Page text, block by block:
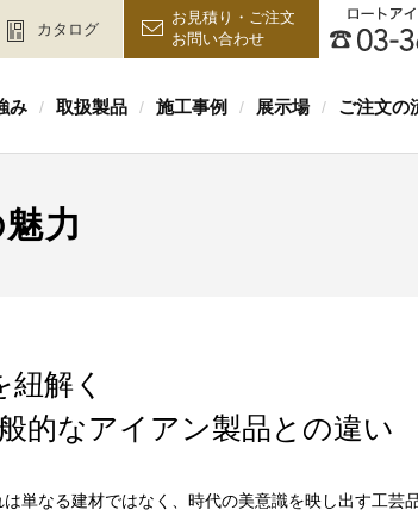
カタログ
お見積り・ご注文
お問い合わせ
み / 取扱製品 / 施工事例 / 展示場 / ご注文の
力
解く
的なアイアン製品との違い
単なる建材ではなく、時代の美意識を映し出す工芸